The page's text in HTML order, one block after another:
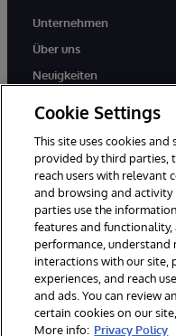
Unternehmen
Über uns
Neuigkeiten
© 1996-2026 InterSystems
vorbehalten.
Mitteilungen/
Geld-zurück-Garantie
Cookie Settings
This site uses cookies
provided by third parties,
reach users with relevant
and browsing and
parties use the
features and
performance, understand
interactions with our site,
experiences, and reach
and ads. You can review
certain cookies on our
More info: Privacy Policy